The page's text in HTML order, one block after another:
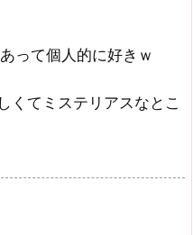
って個人的に好きｗ
くてミステリアスなとこ